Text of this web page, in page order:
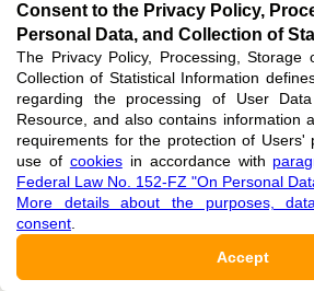
Subscribe:
Consent to the Privacy Policy,
Personal Data, and Collection of
The Privacy Policy, Processing, Storage
Collection of Statistical Information
regarding the processing of User
Resource, and also contains information
requirements for the protection of Users'
use of cookiesin accordance with
Federal Law No. 152-FZ "On Personal
More details about the purposes,
consent
Accept